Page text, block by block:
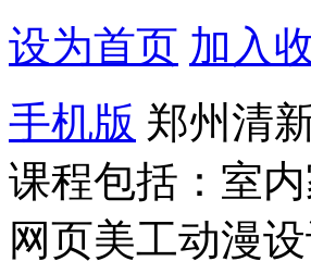
设为首页 加入
手机版 郑州清
课程包括：室
网页美工动漫